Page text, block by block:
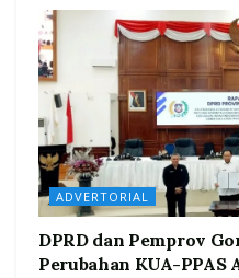
ADVERTORIAL
DPRD dan Pemprov
Perubahan KUA-PPAS